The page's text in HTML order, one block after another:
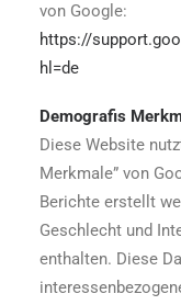
von Google:
https://
hl=de
Demografis
Diese Website
Merkmale” von
Berichte erstellt
Geschlecht und
enthalten. Diese